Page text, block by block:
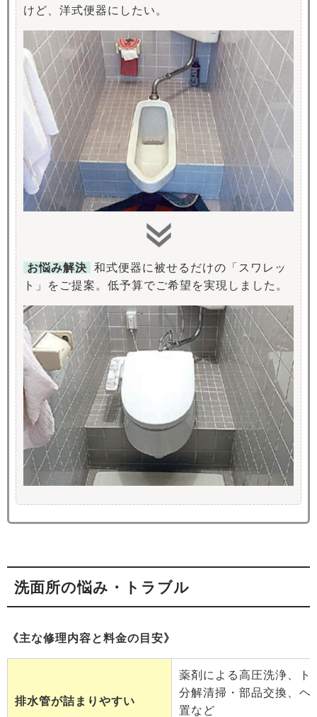
けど、洋式便器にしたい。
お悩み解決
和式便器に被せるだけの「スワレッ
ト」をご提案。低予算でご希望を実現しました。
洗面所の悩み・トラブル
《主な修理内容と料金の目安》
排水管が詰まりやすい
薬剤による高圧洗浄、ト
分解清掃・部品交換、ヘ
置など